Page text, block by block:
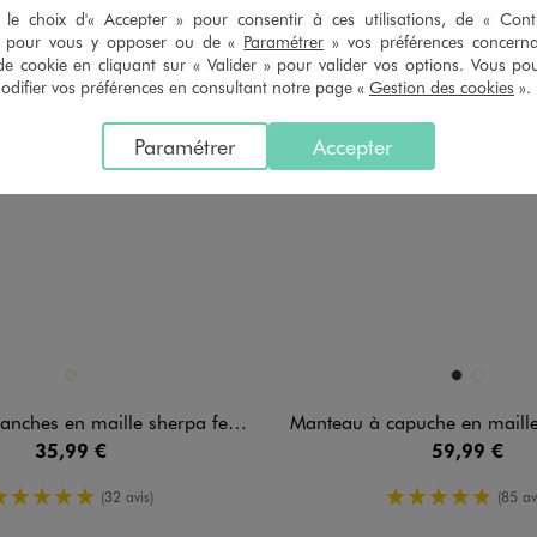
en maille sherpa femme grande taille
35,99 €
5/5 de moyenne
(32 avis)
Disponible en 2 colorisANTHRACITE
Manteau à capuche en maille bouclette et doublure
59,99 €
5/5 de
(85
le choix d'« Accepter » pour consentir à ces utilisations, de «
pour vous y opposer ou de « Paramétrer » vos préférences
cookie en cliquant sur « Valider » pour valider vos options. Vous
vos préférences en consultant notre page « Gestion des cookies ».
Accepter
Paramétrer